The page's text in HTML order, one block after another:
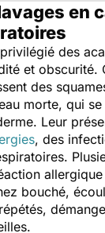
en
des
et obscurité.
des
morte, qui
Leur
, des
allergique
bouché,